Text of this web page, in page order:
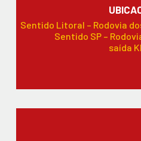
Sentido Litoral – Rodovia
Sentido SP –
saída